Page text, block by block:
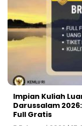
Impian Kuliah
Darussalam
Full Gratis